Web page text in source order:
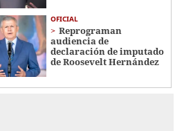
OFICIAL
Reprograman
audiencia de
declaración de imputado
de Roosevelt Hernández